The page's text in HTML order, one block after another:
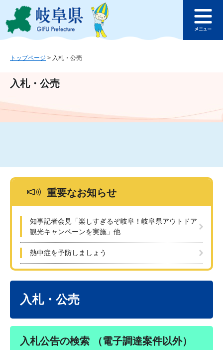
ジ
ュ
文
このページの本文へ
ュ
トップページ > 入札・公売
入札・公売
重要なお知らせ
知事記者会見「楽しすぎるぞ岐阜！岐阜県アウトドア
観光キャンペーンを実施」他
熱中症を予防しましょう
入札・公売
入札公告の検索 （電子調達案件以外）